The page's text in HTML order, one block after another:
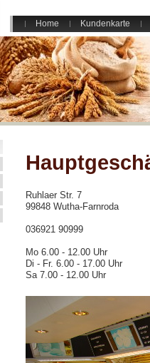
Home
Kundenkarte
Ruhlaer Str. 7
99848 Wutha-Farnroda
036921 90999
Mo 6.00 - 12.00 Uhr
Di - Fr. 6.00 - 17.00 Uhr
Sa 7.00 - 12.00 Uhr